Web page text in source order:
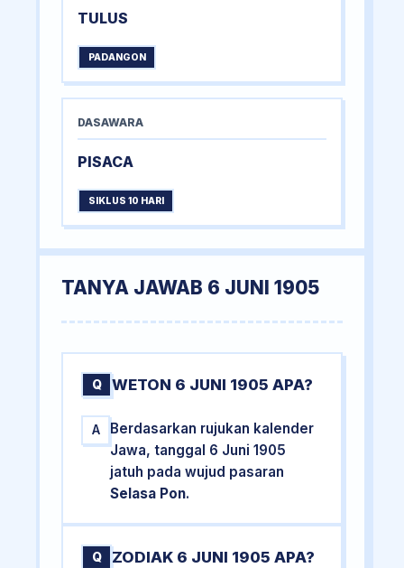
TULUS
PADANGON
DASAWARA
PISACA
SIKLUS 10 HARI
TANYA JAWAB 6 JUNI 1905
Q WETON 6 JUNI 1905 APA?
A
Berdasarkan rujukan kalender
Jawa, tanggal 6 Juni 1905
jatuh pada wujud pasaran
Selasa Pon.
Q ZODIAK 6 JUNI 1905 APA?